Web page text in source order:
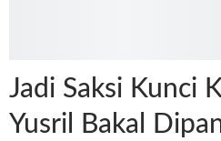
Jadi Saksi Kunci
Yusril Bakal